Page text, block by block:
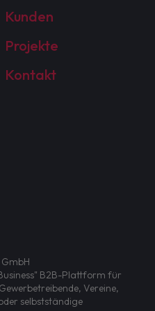
Kunden
Projekte
Kontakt
B2B-Plattform für
Vereine,
selbstständige